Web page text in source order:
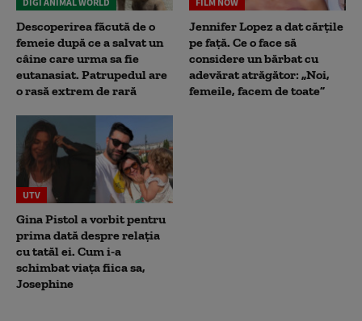
Descoperirea făcută de o
femeie după ce a salvat un
câine care urma sa fie
eutanasiat. Patrupedul are
o rasă extrem de rară
Jennifer Lopez a dat cărțile
pe față. Ce o face să
considere un bărbat cu
adevărat atrăgător: „Noi,
femeile, facem de toate”
UTV
Gina Pistol a vorbit pentru
prima dată despre relația
cu tatăl ei. Cum i-a
schimbat viața fiica sa,
Josephine